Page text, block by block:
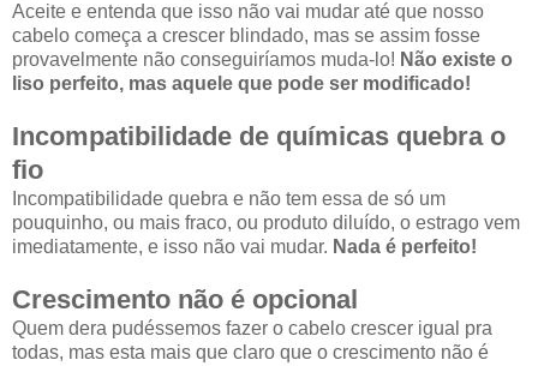
Aceite e entenda que isso não vai mudar até que nosso
cabelo começa a crescer blindado, mas se assim fosse
provavelmente não conseguiríamos muda-lo! Não existe o
liso perfeito, mas aquele que pode ser modificado!
Incompatibilidade de químicas quebra o
fio
Incompatibilidade quebra e não tem essa de só um
pouquinho, ou mais fraco, ou produto diluído, o estrago vem
imediatamente, e isso não vai mudar. Nada é perfeito!
Crescimento não é opcional
Quem dera pudéssemos fazer o cabelo crescer igual pra
todas, mas esta mais que claro que o crescimento não é